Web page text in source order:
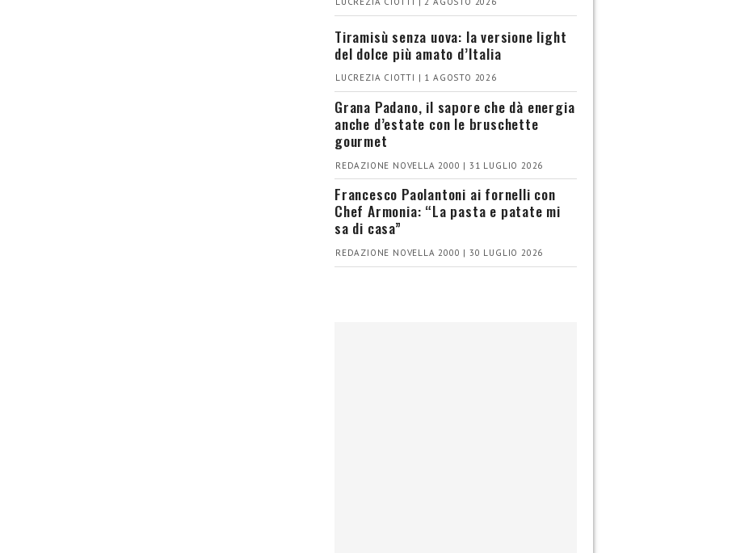
Tiramisù senza uova: la versione light
del dolce più amato d’Italia
LUCREZIA CIOTTI | 1 AGOSTO 2026
Grana Padano, il sapore che dà energia
anche d’estate con le bruschette
gourmet
REDAZIONE NOVELLA 2000 | 31 LUGLIO 2026
Francesco Paolantoni ai fornelli con
Chef Armonia: “La pasta e patate mi
sa di casa”
REDAZIONE NOVELLA 2000 | 30 LUGLIO 2026